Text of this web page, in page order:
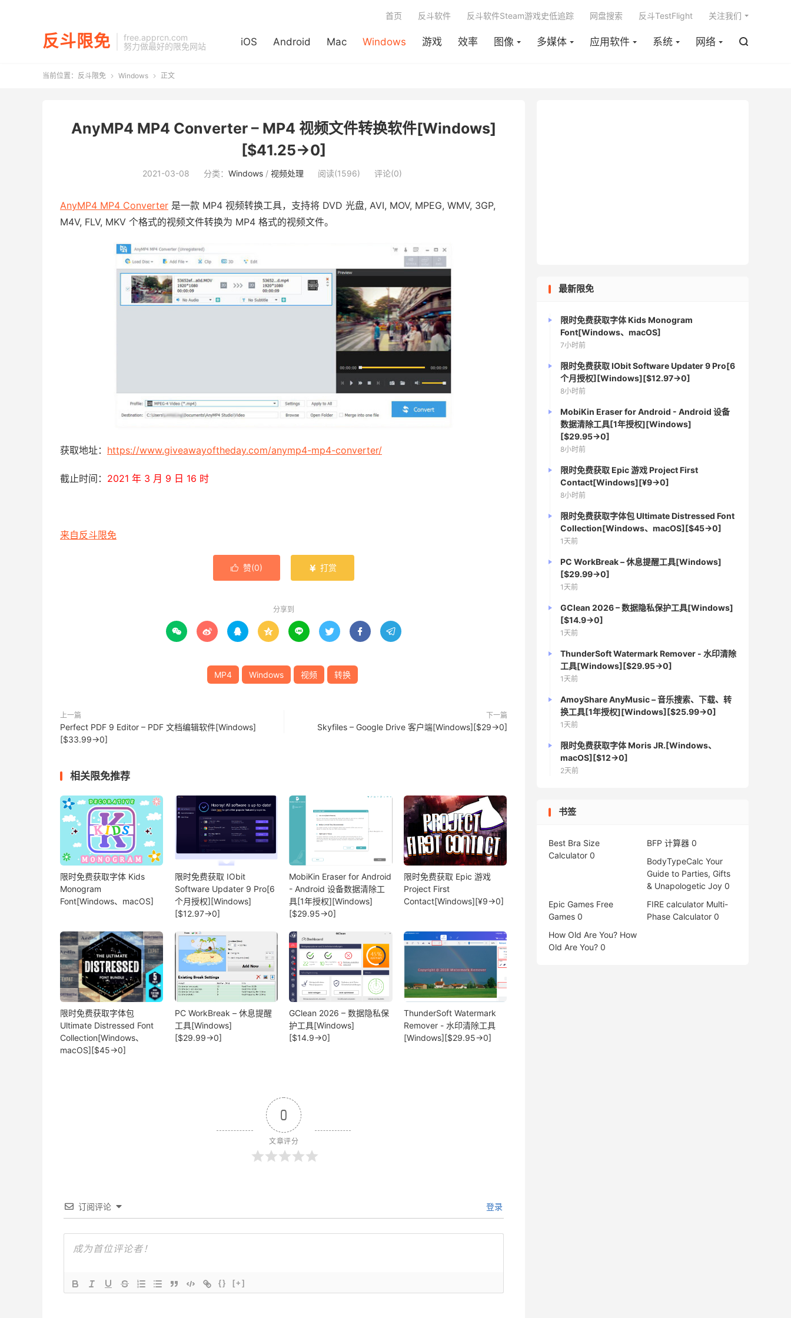
反斗限免
free.apprcn.com
努力做最好的限免网站
iOS Android Mac Windows 游戏 效率 图像 多媒体 应用软件 系统 网络 
首页 反斗软件 反斗软件Steam游戏史低追踪 网盘搜索 反斗TestFlight 关注我们
当前位置： 反斗限免  Windows  正文
AnyMP4 MP4 Converter – MP4 视频文件转换软件[Windows]
[$41.25→0]
2021-03-08 分类： Windows/ 视频处理 阅读(1596) 评论(0)
AnyMP4 MP4 Converter 是一款 MP4 视频转换工具，支持将 DVD 光盘, AVI, MOV, MPEG, WMV, 3GP,
M4V, FLV, MKV 个格式的视频文件转换为 MP4 格式的视频文件。
获取地址： https://www.giveawayoftheday.com/anymp4-mp4-converter/
截止时间： 2021 年 3 月 9 日 16 时
来自反斗限免
 赞(0)  打赏
分享到
       
MP4 Windows 视频 转换
上一篇
Perfect PDF 9 Editor – PDF 文档编辑软件[Windows]
[$33.99→0]
下一篇
Skyfiles – Google Drive 客户端[Windows][$29→0]
相关限免推荐
限时免费获取字体 Kids
Monogram
Font[Windows、macOS]
限时免费获取 IObit
Software Updater 9 Pro[6
个月授权][Windows]
[$12.97→0]
MobiKin Eraser for Android
- Android 设备数据清除工
具[1年授权][Windows]
[$29.95→0]
限时免费获取 Epic 游戏
Project First
Contact[Windows][¥9→0]
限时免费获取字体包
Ultimate Distressed Font
Collection[Windows、
macOS][$45→0]
PC WorkBreak – 休息提醒
工具[Windows]
[$29.99→0]
GClean 2026 – 数据隐私保
护工具[Windows]
[$14.9→0]
ThunderSoft Watermark
Remover - 水印清除工具
[Windows][$29.95→0]
0
文章评分
订阅评论 登录
{} [+]
最新限免
限时免费获取字体 Kids Monogram
Font[Windows、macOS]
7小时前
限时免费获取 IObit Software Updater 9 Pro[6
个月授权][Windows][$12.97→0]
8小时前
MobiKin Eraser for Android - Android 设备
数据清除工具[1年授权][Windows]
[$29.95→0]
8小时前
限时免费获取 Epic 游戏 Project First
Contact[Windows][¥9→0]
8小时前
限时免费获取字体包 Ultimate Distressed Font
Collection[Windows、macOS][$45→0]
1天前
PC WorkBreak – 休息提醒工具[Windows]
[$29.99→0]
1天前
GClean 2026 – 数据隐私保护工具[Windows]
[$14.9→0]
1天前
ThunderSoft Watermark Remover - 水印清除
工具[Windows][$29.95→0]
1天前
AmoyShare AnyMusic – 音乐搜索、下载、转
换工具[1年授权][Windows][$25.99→0]
1天前
限时免费获取字体 Moris JR.[Windows、
macOS][$12→0]
2天前
书签
Best Bra Size
Calculator 0
BFP 计算器 0
BodyTypeCalc Your
Guide to Parties, Gifts
& Unapologetic Joy 0
Epic Games Free
Games 0
FIRE calculator Multi-
Phase Calculator 0
How Old Are You? How
Old Are You? 0